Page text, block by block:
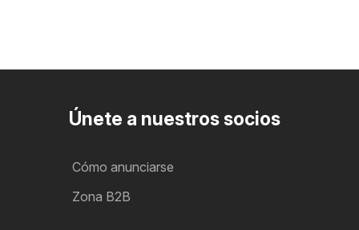
Únete a nuestros socios
Cómo anunciarse
Zona B2B